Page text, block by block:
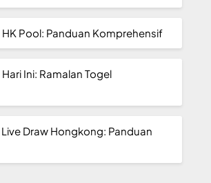
Pool: Panduan Komprehensif
Ini: Ramalan Togel
Draw Hongkong: Panduan